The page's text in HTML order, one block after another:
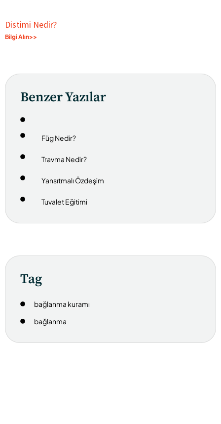
Distimi Nedir?
Bilgi Alın>>
Benzer Yazılar
Füg Nedir?
Travma Nedir?
Yansıtmalı Özdeşim
Tuvalet Eğitimi
Tag
bağlanma kuramı
bağlanma